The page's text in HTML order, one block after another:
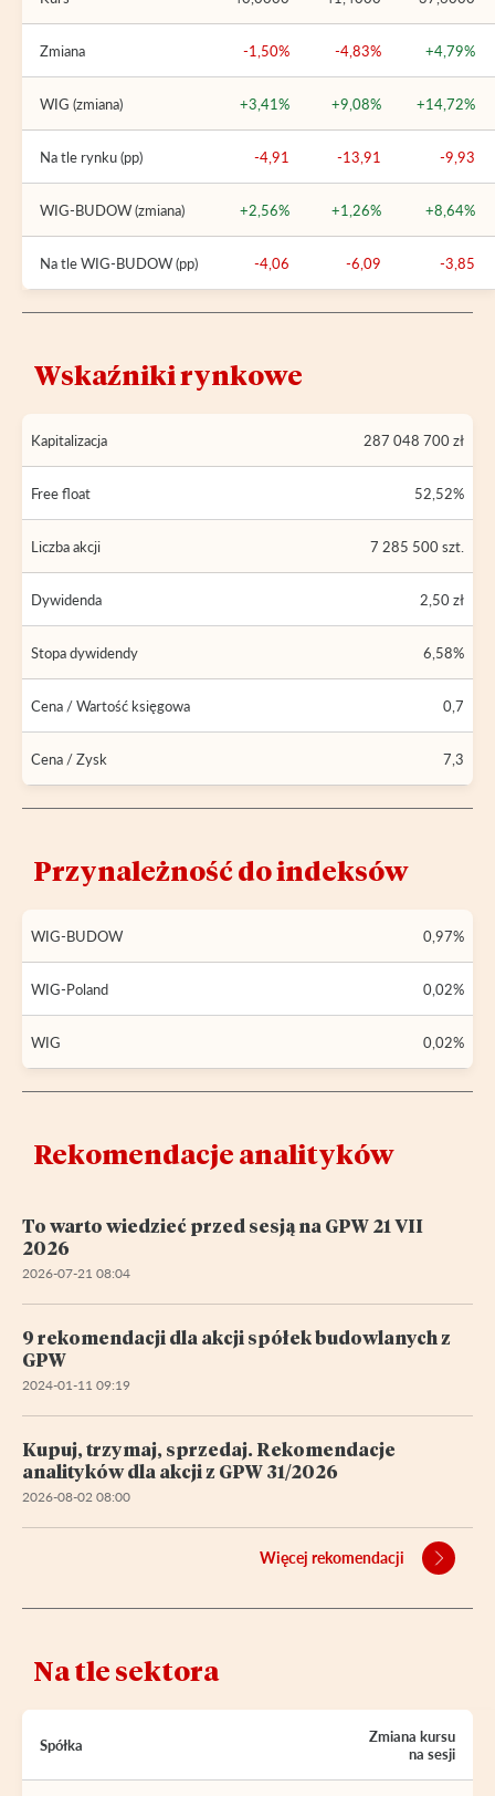
Zmiana -1,50% -4,83% +4,79%
WIG (zmiana) +3,41% +9,08% +14,72%
Na tle rynku (pp) -4,91 -13,91 -9,93
WIG-BUDOW (zmiana) +2,56% +1,26% +8,64%
Na tle WIG-BUDOW (pp) -4,06 -6,09 -3,85
Wskaźniki rynkowe
Kapitalizacja 287 048 700 zł
Free float 52,52%
Liczba akcji 7 285 500 szt.
Dywidenda 2,50 zł
Stopa dywidendy 6,58%
Cena / Wartość księgowa 0,7
Cena / Zysk 7,3
Przynależność do indeksów
WIG-BUDOW 0,97%
WIG-Poland 0,02%
WIG 0,02%
Rekomendacje analityków
To warto wiedzieć przed sesją na GPW 21 VII
2026
2026-07-21 08:04
9 rekomendacji dla akcji spółek budowlanych z
GPW
2024-01-11 09:19
Kupuj, trzymaj, sprzedaj. Rekomendacje
analityków dla akcji z GPW 31/2026
2026-08-02 08:00
Więcej rekomendacji
Na tle sektora
Spółka
Zmiana kursu
na sesji